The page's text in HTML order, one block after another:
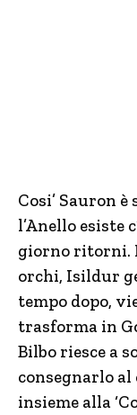
Cosi’ Sauron
l’Anello esiste
giorno ritorni.
orchi, Isildur
tempo dopo,
trasforma in
Bilbo riesce a
consegnarlo al
insieme alla